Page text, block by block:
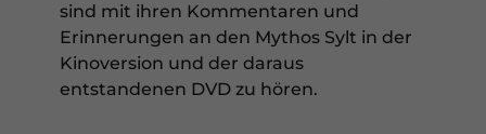
sind mit ihren Kommentaren und
Erinnerungen an den Mythos Sylt in der
Kinoversion und der daraus
entstandenen DVD zu hören.